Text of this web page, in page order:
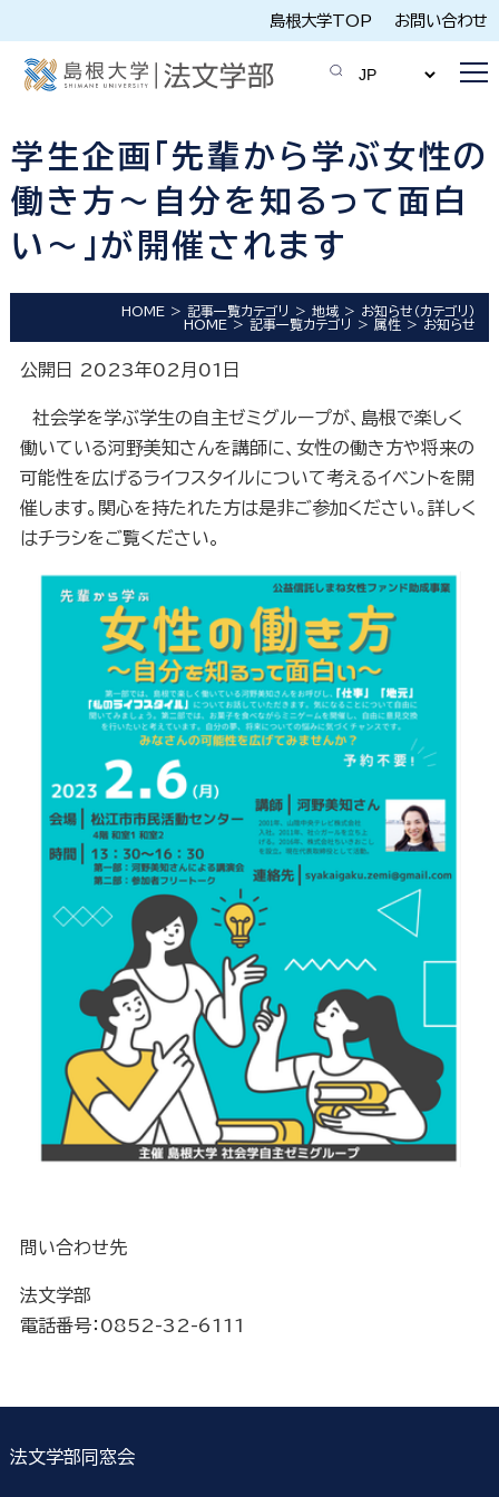
島根大学TOP お問い合わせ
学生企画「先輩から学ぶ女性の
働き方～自分を知るって面白
い～」が開催されます
HOME 記事一覧カテゴリ 地域
お知らせ（カテゴリ）
HOME
記事一覧カテゴリ 属性 お知らせ
公開日 2023年02月01日
社会学を学ぶ学生の自主ゼミグループが、島根で楽しく
働いている河野美知さんを講師に、女性の働き方や将来の
可能性を広げるライフスタイルについて考えるイベントを開
催します。関心を持たれた方は是非ご参加ください。詳しく
はチラシをご覧ください。
問い合わせ先
法文学部
電話番号：0852-32-6111
法文学部同窓会